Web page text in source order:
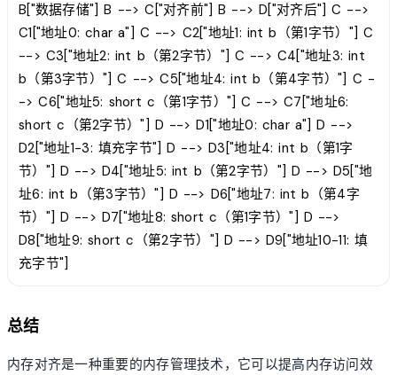
B["数据存储"] B --> C["对齐前"] B --> D["对齐后"] C -->
C1["地址0: char a"] C --> C2["地址1: int b（第1字节）"] C
--> C3["地址2: int b（第2字节）"] C --> C4["地址3: int
b（第3字节）"] C --> C5["地址4: int b（第4字节）"] C -
-> C6["地址5: short c（第1字节）"] C --> C7["地址6:
short c（第2字节）"] D --> D1["地址0: char a"] D -->
D2["地址1-3: 填充字节"] D --> D3["地址4: int b（第1字
节）"] D --> D4["地址5: int b（第2字节）"] D --> D5["地
址6: int b（第3字节）"] D --> D6["地址7: int b（第4字
节）"] D --> D7["地址8: short c（第1字节）"] D -->
D8["地址9: short c（第2字节）"] D --> D9["地址10-11: 填
充字节"]
总结
内存对齐是一种重要的内存管理技术，它可以提高内存访问效